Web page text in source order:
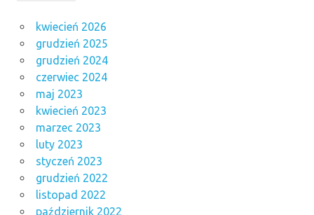
kwiecień 2026
grudzień 2025
grudzień 2024
czerwiec 2024
maj 2023
kwiecień 2023
marzec 2023
luty 2023
styczeń 2023
grudzień 2022
listopad 2022
październik 2022